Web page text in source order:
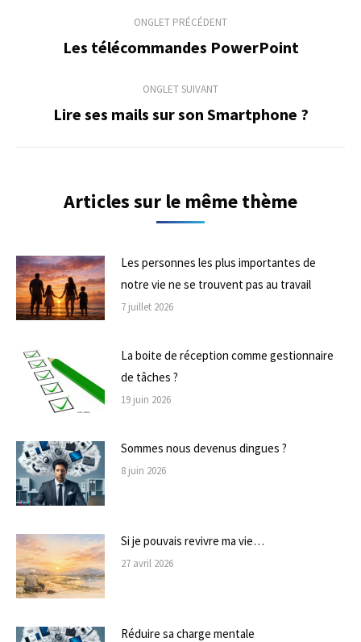
commentaire
ONGLET PRÉCÉDENT
Onglet
Les télécommandes PowerPoint
ONGLET SUIVANT
Onglet
Lire ses mails sur son Smartphone ?
Articles sur le même thème
Les personnes les plus importantes de
notre vie ne se trouvent pas au travail
7 juillet 2026
La boite de réception comme gestionnaire
de tâches ?
19 juin 2026
Sommes nous devenus dingues ?
8 juin 2026
Si je pouvais revivre ma vie…
27 avril 2026
Réduire sa charge mentale